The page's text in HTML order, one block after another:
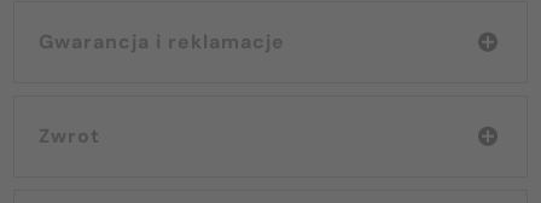
Gwarancja i reklamacje
Zwrot